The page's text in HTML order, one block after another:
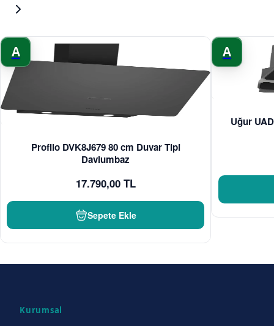
A
Profilo DVK8J679 80 cm Duvar Tipi
Davlumbaz
17.790,00 TL
Sepete Ekle
A
Uğur
Kurumsal